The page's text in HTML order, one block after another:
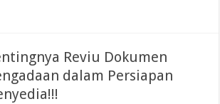
Reviu Dokumen
dalam Persiapan